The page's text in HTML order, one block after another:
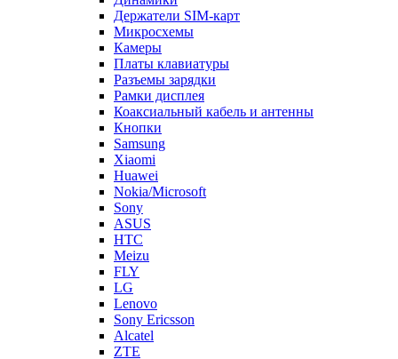
Платы клавиатуры
Разъемы зарядки
Рамки дисплея
Коаксиальный кабель и антенны
Кнопки
Samsung
Xiaomi
Huawei
Nokia/Microsoft
Sony
ASUS
HTC
Meizu
FLY
LG
Lenovo
Sony Ericsson
Alcatel
ZTE
Explay
Motorola
Oppo